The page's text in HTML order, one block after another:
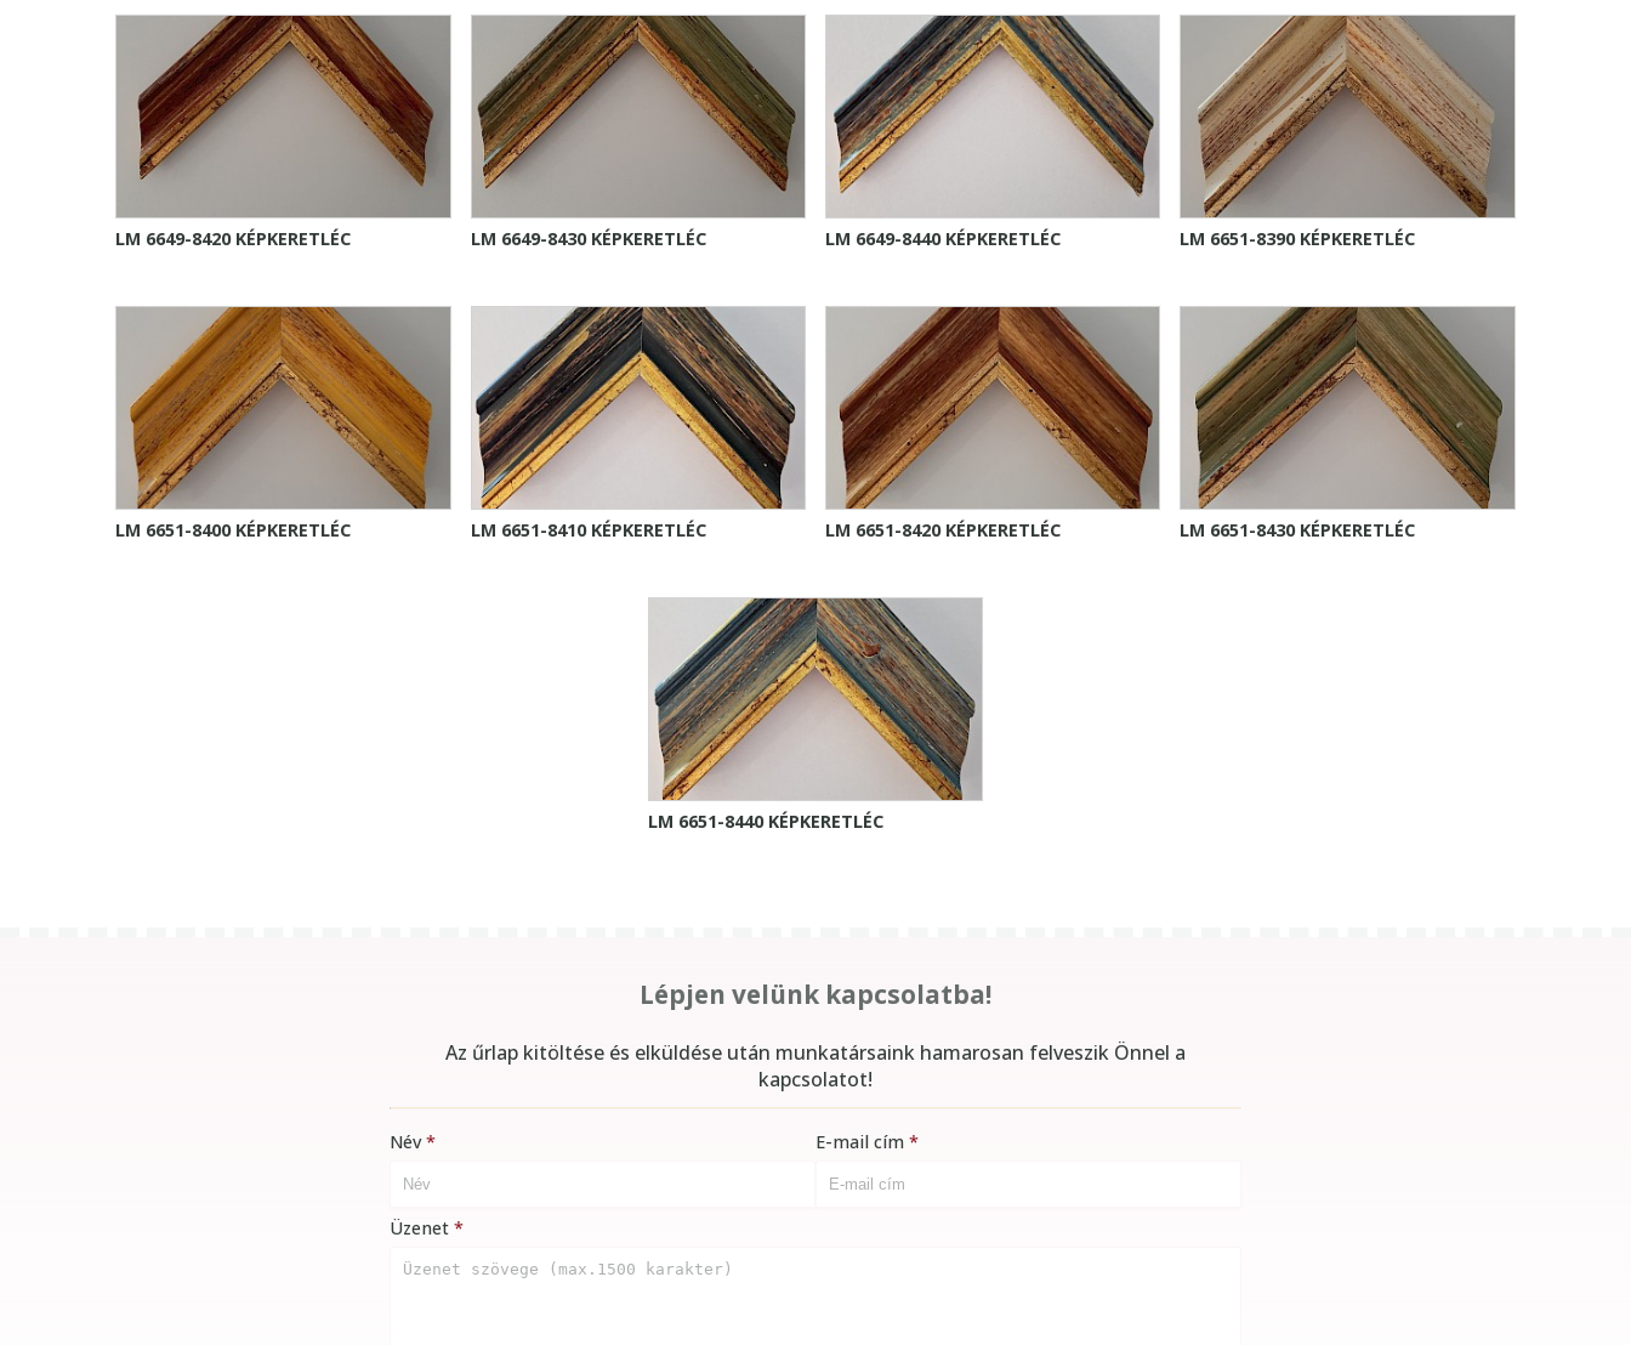
LM 6649-8420 KÉPKERETLÉC LM 6649-8430 KÉPKERETLÉC LM 6649-8440 KÉPKERETLÉC LM 6651-8390 KÉPKERETLÉC
LM 6651-8400 KÉPKERETLÉC LM 6651-8410 KÉPKERETLÉC LM 6651-8420 KÉPKERETLÉC LM 6651-8430 KÉPKERETLÉC
LM 6651-8440 KÉPKERETLÉC
Lépjen velünk kapcsolatba!
Az űrlap kitöltése és elküldése után munkatársaink hamarosan felveszik Önnel a
kapcsolatot!
Név E-mail cím
Üzenet